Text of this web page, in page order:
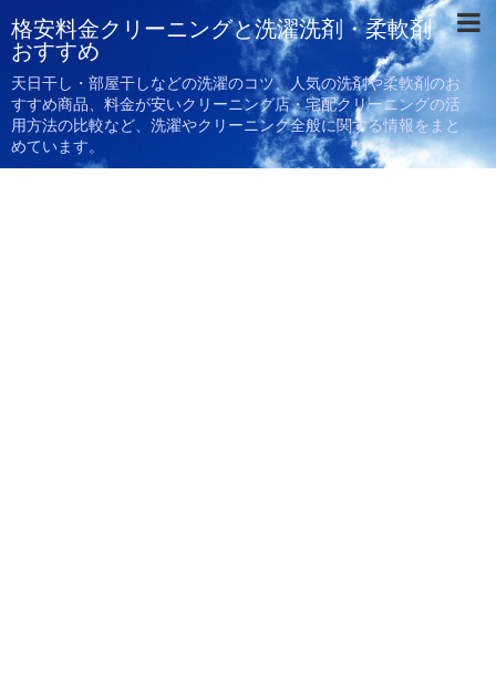
格安料金クリーニングと洗濯洗剤・柔軟剤
おすすめ
天日干し・部屋干しなどの洗濯のコツ、人気の洗剤や柔軟剤のお
すすめ商品、料金が安いクリーニング店・宅配クリーニングの活
用方法の比較など、洗濯やクリーニング全般に関する情報をまと
めています。